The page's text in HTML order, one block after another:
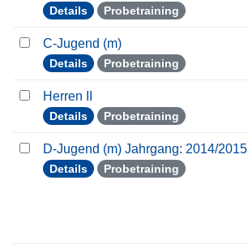
Details Probetraining
C-Jugend (m)
Details Probetraining
Herren II
Details Probetraining
D-Jugend (m) Jahrgang: 2014/2015
Details Probetraining